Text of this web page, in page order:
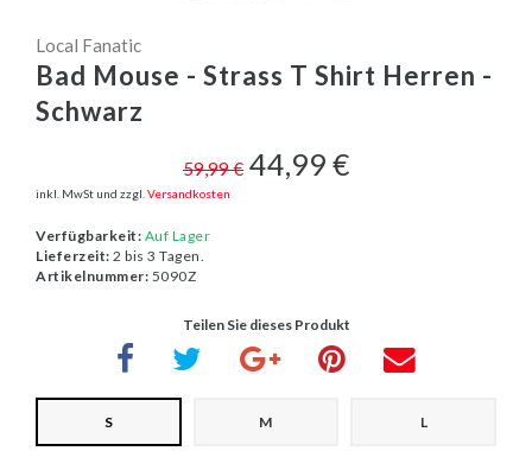
Local Fanatic
Bad Mouse - Strass T Shirt Herren -
Schwarz
59,99 € 44,99 €
inkl. MwSt und zzgl. Versandkosten
Verfügbarkeit: Auf Lager
Lieferzeit: 2 bis 3 Tagen.
Artikelnummer: 5090Z
Teilen Sie dieses Produkt
S M L